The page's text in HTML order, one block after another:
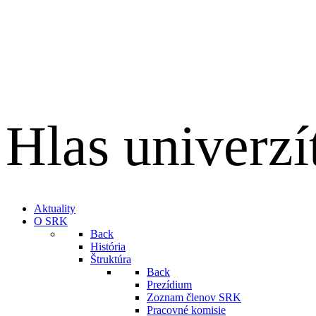
Hlas
Aktuality
O SRK
Back
História
Štruktúra
Back
Prezídium
Zoznam členov SRK
Pracovné komisie